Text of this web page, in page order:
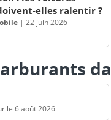
elles ralentir ?
| 22 juin 2026
le 6 août 2026